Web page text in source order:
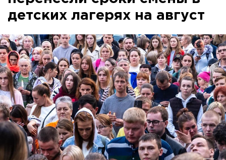
детских лагерях на август